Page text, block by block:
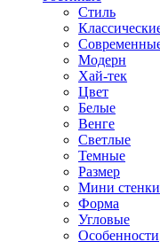
Стиль
Модерн
Хай-тек
Цвет
Белые
Венге
Светлые
Темные
Размер
Мини стенки
Форма
Угловые
Особенности